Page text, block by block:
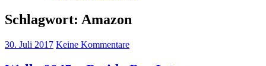
Schlagwort: Amazon
30. Juli 2017 Keine Kommentare